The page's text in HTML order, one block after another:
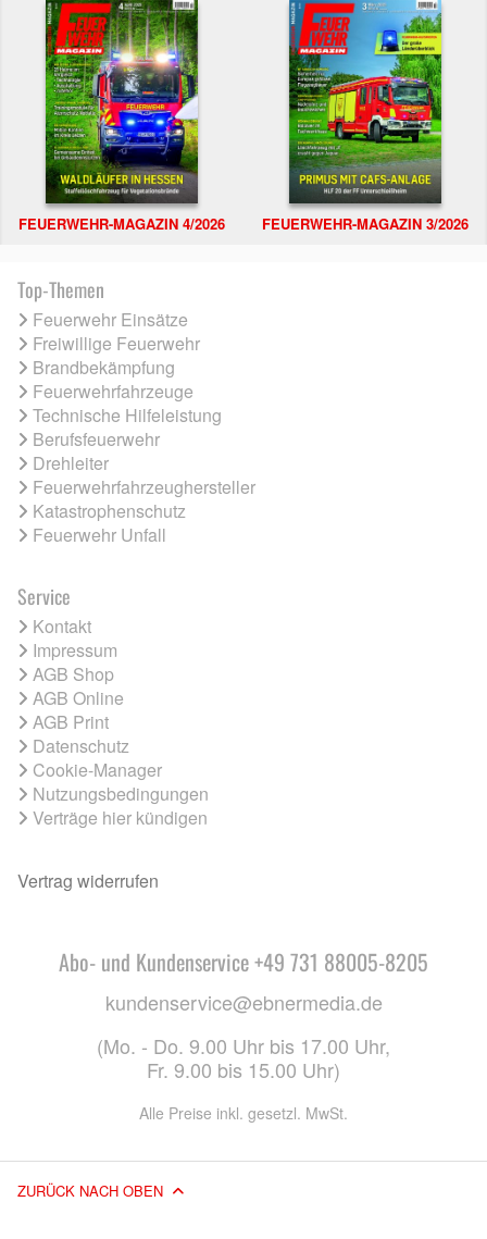
FEUERWEHR-MAGAZIN 4/2026 FEUERWEHR-MAGAZIN 3/2026
Top-Themen
Feuerwehr Einsätze
Freiwillige Feuerwehr
Brandbekämpfung
Feuerwehrfahrzeuge
Technische Hilfeleistung
Berufsfeuerwehr
Drehleiter
Feuerwehrfahrzeughersteller
Katastrophenschutz
Feuerwehr Unfall
Service
Kontakt
Impressum
AGB Shop
AGB Online
AGB Print
Datenschutz
Cookie-Manager
Nutzungsbedingungen
Verträge hier kündigen
Vertrag widerrufen
Abo- und Kundenservice +49 731 88005-8205
kundenservice@ebnermedia.de
(Mo. - Do. 9.00 Uhr bis 17.00 Uhr,
Fr. 9.00 bis 15.00 Uhr)
Alle Preise inkl. gesetzl. MwSt.
ZURÜCK NACH OBEN